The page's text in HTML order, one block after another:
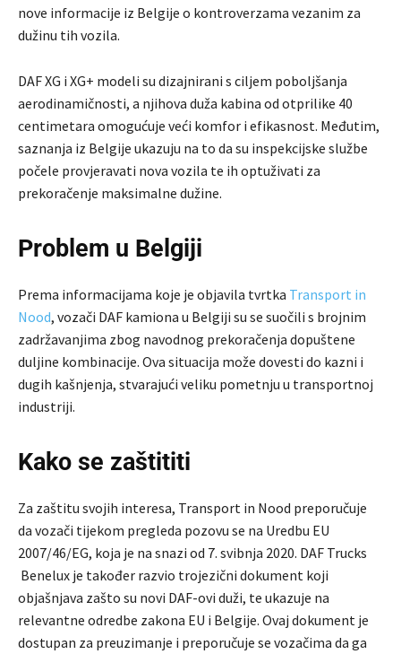
nove informacije iz Belgije o kontroverzama vezanim za
dužinu tih vozila.
DAF XG i XG+ modeli su dizajnirani s ciljem poboljšanja
aerodinamičnosti, a njihova duža kabina od otprilike 40
centimetara omogućuje veći komfor i efikasnost. Međutim,
saznanja iz Belgije ukazuju na to da su inspekcijske službe
počele provjeravati nova vozila te ih optuživati za
prekoračenje maksimalne dužine.
Problem u Belgiji
Prema informacijama koje je objavila tvrtka Transport in
Nood, vozači DAF kamiona u Belgiji su se suočili s brojnim
zadržavanjima zbog navodnog prekoračenja dopuštene
duljine kombinacije. Ova situacija može dovesti do kazni i
dugih kašnjenja, stvarajući veliku pometnju u transportnoj
industriji.
Kako se zaštititi
Za zaštitu svojih interesa, Transport in Nood preporučuje
da vozači tijekom pregleda pozovu se na Uredbu EU
2007/46/EG, koja je na snazi od 7. svibnja 2020. DAF Trucks
Benelux je također razvio trojezični dokument koji
objašnjava zašto su novi DAF-ovi duži, te ukazuje na
relevantne odredbe zakona EU i Belgije. Ovaj dokument je
dostupan za preuzimanje i preporučuje se vozačima da ga